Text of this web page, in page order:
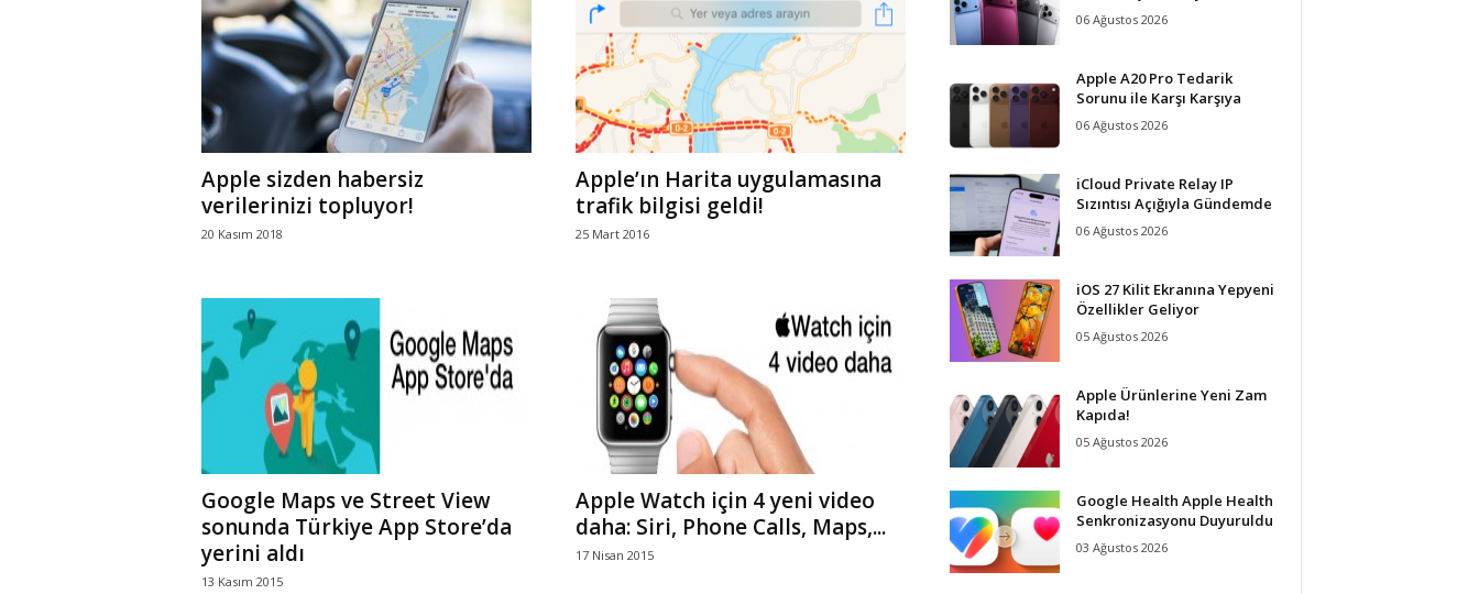
r
l
E
a
Apple sizden habersiz
verilerinizi topluyor!
20 Kasım 2018
Apple’ın Harita uygulamasına
trafik bilgisi geldi!
25 Mart 2016
Google Maps ve Street View
sonunda Türkiye App Store’da
yerini aldı
13 Kasım 2015
Apple Watch için 4 yeni video
daha: Siri, Phone Calls, Maps,...
17 Nisan 2015
06 Ağustos 2026
Apple A20 Pro Tedarik
Sorunu ile Karşı Karşıya
06 Ağustos 2026
iCloud Private Relay IP
Sızıntısı Açığıyla Gündemde
06 Ağustos 2026
iOS 27 Kilit Ekranına Yepyeni
Özellikler Geliyor
05 Ağustos 2026
Apple Ürünlerine Yeni Zam
Kapıda!
05 Ağustos 2026
Google Health Apple Health
Senkronizasyonu Duyuruldu
03 Ağustos 2026